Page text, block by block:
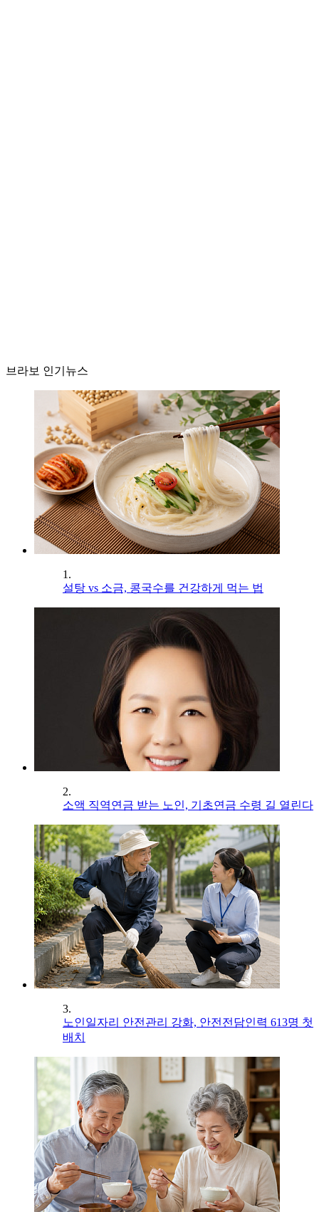
브라보 인기뉴스
1.
설탕 vs 소금, 콩국수를 건강하게 먹는 법
2.
소액 직역연금 받는 노인, 기초연금 수령 길 열린다
3.
노인일자리 안전관리 강화, 안전전담인력 613명 첫
배치